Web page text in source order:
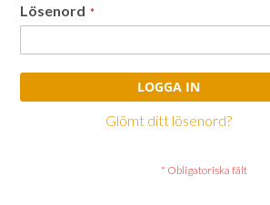
Lösenord
LOGGA IN
Glömt ditt lösenord?